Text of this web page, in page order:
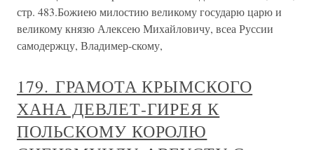
стр. 483.Божиею милостию великому государю царю и
великому князю Алексею Михайловичу, всеа Руссии
самодержцу, Владимер-скому,
179. ГРАМОТА КРЫМСКОГО
ХАНА ДЕВЛЕТ-ГИРЕЯ К
ПОЛЬСКОМУ КОРОЛЮ